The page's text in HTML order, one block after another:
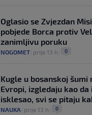
Oglasio se Zvjezdan
pobjede Borca protiv
zanimljivu poruku
NOGOMET prije 13 h 0
Kugle u bosanskoj šumi
Evropi, izgledaju kao da
isklesao, svi se pitaju
NAUKA prije 13 h 0